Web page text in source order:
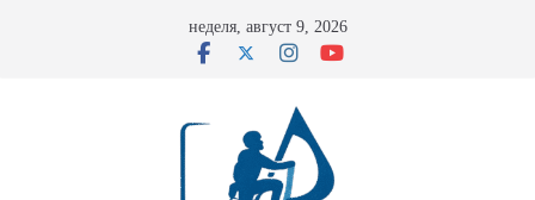
неделя, август 9, 2026